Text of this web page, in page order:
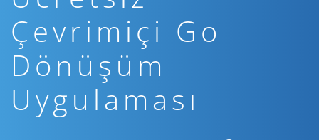
Çevrimiçi Go
Dönüşüm
Uygulaması